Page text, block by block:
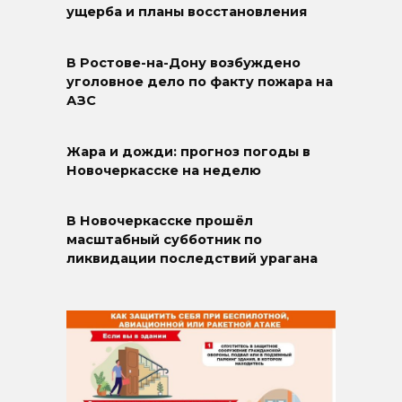
ущерба и планы восстановления
В Ростове-на-Дону возбуждено
уголовное дело по факту пожара на
АЗС
Жара и дожди: прогноз погоды в
Новочеркасске на неделю
В Новочеркасске прошёл
масштабный субботник по
ликвидации последствий урагана